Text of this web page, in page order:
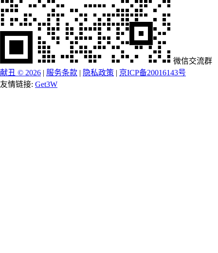
微信交流群
献丑 © 2026 | 服务条款 | 隐私政策 | 京ICP备20016143号
友情链接: Get3W